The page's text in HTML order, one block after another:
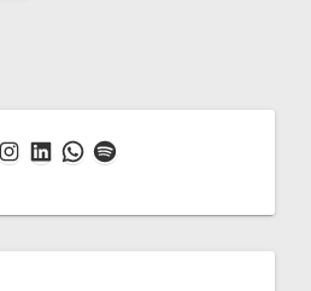
Instagram
LinkedIn
WhatsApp
Spotify